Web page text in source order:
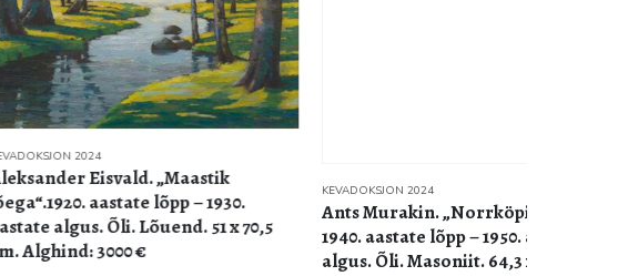
„Maastik
lõpp – 1930.
Lõuend. 51 x 70,5
€
KEVADOKSJON 2024
Ants Murakin. „Norrköpingi vaade“.
1940. aastate lõpp – 1950. aastate
algus. Õli. Masoniit. 64,3 x 76,5 cm.